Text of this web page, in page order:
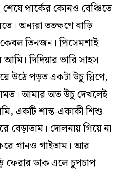
শেষে পার্কের কোনও বেঞ্চিতে
অন্যরা ততক্ষণে বাড়ি
তিনজন। পিসেমশাই
দিদিয়ার ভারি সাহস
উঠে পড়ত একটা উঁচু স্লিপে,
আমার অত উঁচু দেখলেই
একটি শান্ত-একাকী শিশু
বেড়াতাম। দোলনায় গিয়ে না
গানও গাইতাম। আর
ফেরার ডাক এলে চুপচাপ